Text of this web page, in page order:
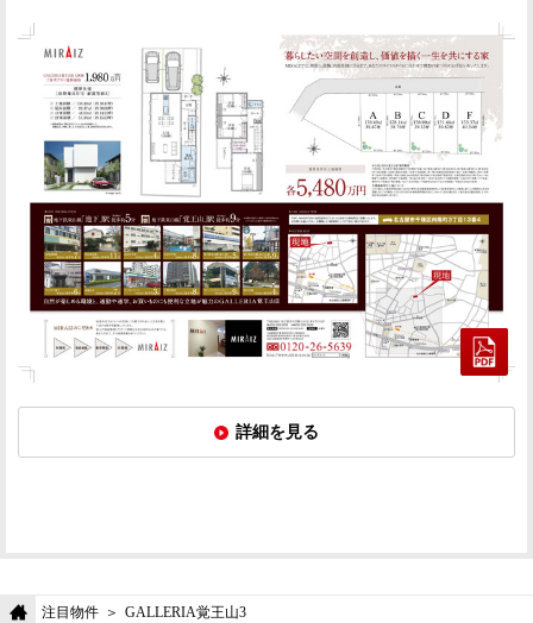
詳細を見る
注目物件 GALLERIA覚王山3